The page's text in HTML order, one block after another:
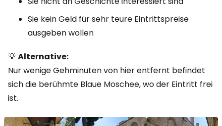
Sie kein Geld für sehr teure Eintrittspreise
ausgeben wollen
💡Alternative:
Nur wenige Gehminuten von hier entfernt befindet
sich die berühmte Blaue Moschee, wo der Eintritt frei
ist.